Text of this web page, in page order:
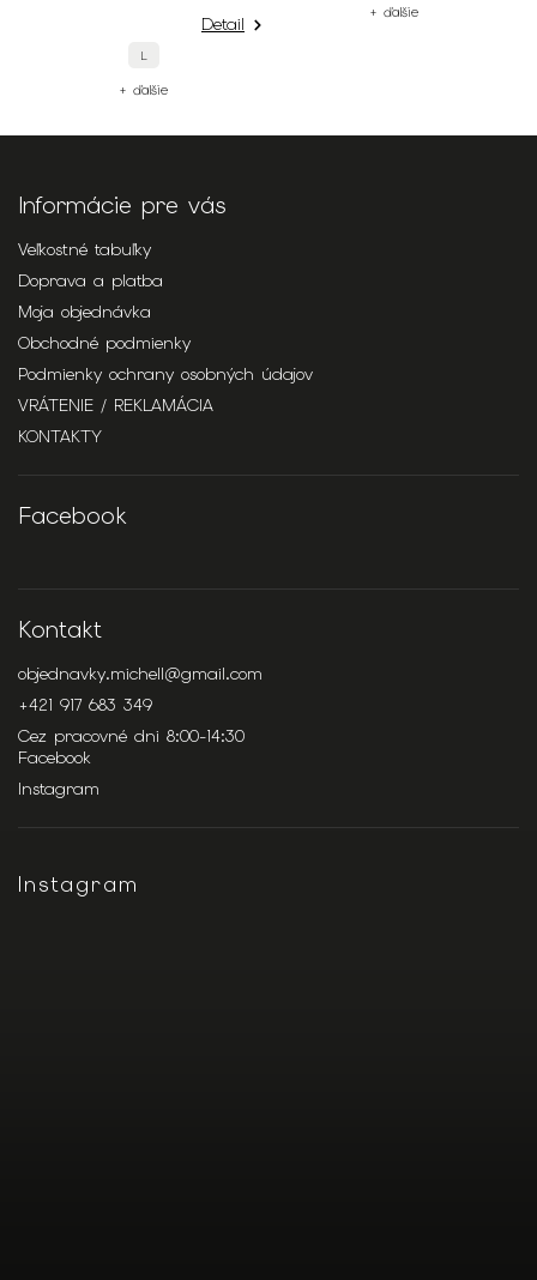
Detail
L
+ ďalšie
+ ďalšie
Informácie pre vás
Veľkostné tabuľky
Doprava a platba
Moja objednávka
Obchodné podmienky
Podmienky ochrany osobných údajov
VRÁTENIE / REKLAMÁCIA
KONTAKTY
Facebook
Kontakt
objednavky.michell@gmail.com
+421 917 683 349
Cez pracovné dni 8:00-14:30
Facebook
Instagram
Instagram